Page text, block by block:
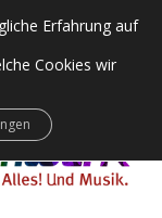
Erfahrung auf
Cookies wir